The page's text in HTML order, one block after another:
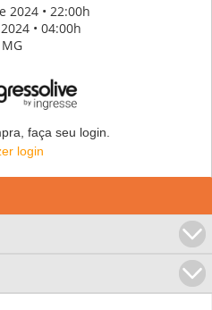
2024 • 22:00h
• 04:00h
faça seu login.
login